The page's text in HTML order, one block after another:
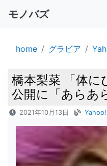
モノバズ
home グラビア
橋本梨菜 「体に
公開に「あらあ
2021年10月13日